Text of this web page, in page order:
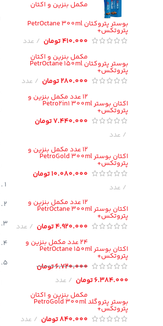
مکمل بنزین و اکتان
بوستر پتروکتان PetrOctane 300ml
پتروتکس+
410.000تومان
عدد
مکمل بنزین و اکتان
بوستر پتروکتان PetrOctane 150ml
پتروتکس+
280.000تومان
عدد
12 عدد مکمل بنزین و
اکتان بوستر Petro2in1 300ml
پتروتکس+
7.440.000تومان
عدد
12 عدد مکمل بنزین و
اکتان بوستر PetroGold 300ml
پتروتکس+
10.080.000تومان
عدد
12 عدد مکمل بنزین و
اکتان بوستر PetrOctane 300ml
پتروتکس+
4.920.000تومان
عدد
24 عدد مکمل بنزین و
اکتان بوستر PetrOctane 150ml
پتروتکس+
6.720.000تومان
6.384.000تومان
عدد
مکمل بنزین و اکتان
بوستر پتروگلد PetroGold 300ml
پتروتکس+
840.000تومان
عدد